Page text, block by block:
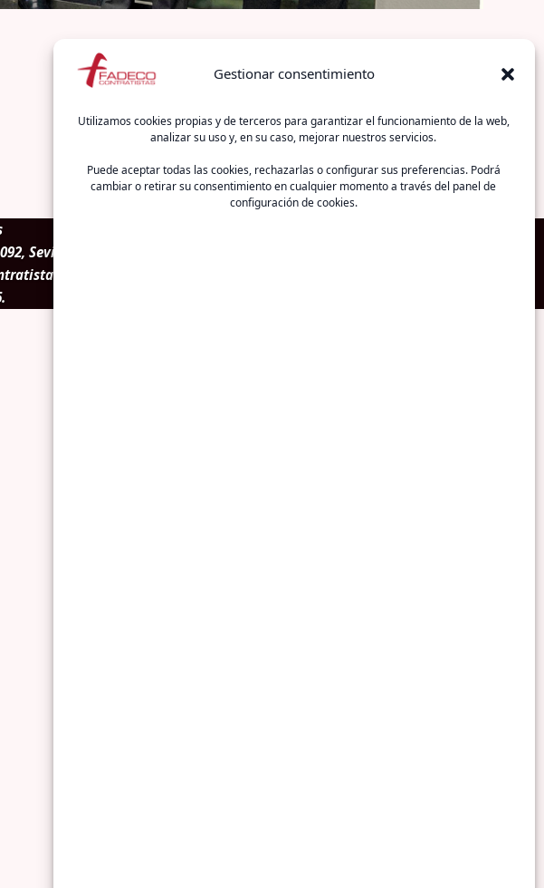
Gestionar consentimiento
Utilizamos cookies propias y de terceros para garantizar el funcionamiento de la web,
analizar su uso y, en su caso, mejorar nuestros servicios.
Puede aceptar todas las cookies, rechazarlas o configurar sus preferencias. Podrá
cambiar o retirar su consentimiento en cualquier momento a través del panel de
configuración de cookies.
Sevilla.
.